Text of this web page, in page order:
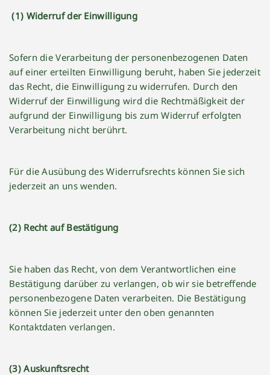
(1) Widerruf der Einwilligung
Sofern die Verarbeitung der personenbezogenen Daten
auf einer erteilten Einwilligung beruht, haben Sie jederzeit
das Recht, die Einwilligung zu widerrufen. Durch den
Widerruf der Einwilligung wird die Rechtmäßigkeit der
aufgrund der Einwilligung bis zum Widerruf erfolgten
Verarbeitung nicht berührt.
Für die Ausübung des Widerrufsrechts können Sie sich
jederzeit an uns wenden.
(2) Recht auf Bestätigung
Sie haben das Recht, von dem Verantwortlichen eine
Bestätigung darüber zu verlangen, ob wir sie betreffende
personenbezogene Daten verarbeiten. Die Bestätigung
können Sie jederzeit unter den oben genannten
Kontaktdaten verlangen.
(3) Auskunftsrecht